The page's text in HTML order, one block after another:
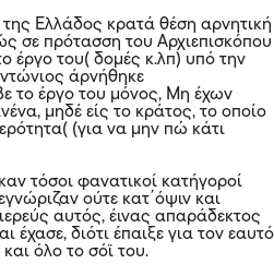
Ελλάδος κρατά θέση αρνητική
σε πρότασση του Αρχιεπισκόπου
έργο του( δομές κ.λπ) υπό την
άρνήθηκε
το έργο του μόνος, Μη έχων
μηδέ είς το κράτος, το οποίο
(για να μην πώ κάτι
τόσοι φανατικοί κατήγοροί
ούτε κατ΄όψιν και
αυτός, έινας απαράδεκτος
έχασε, διότι έπαιξε για τον εαυτό
όλο το σόϊ του.